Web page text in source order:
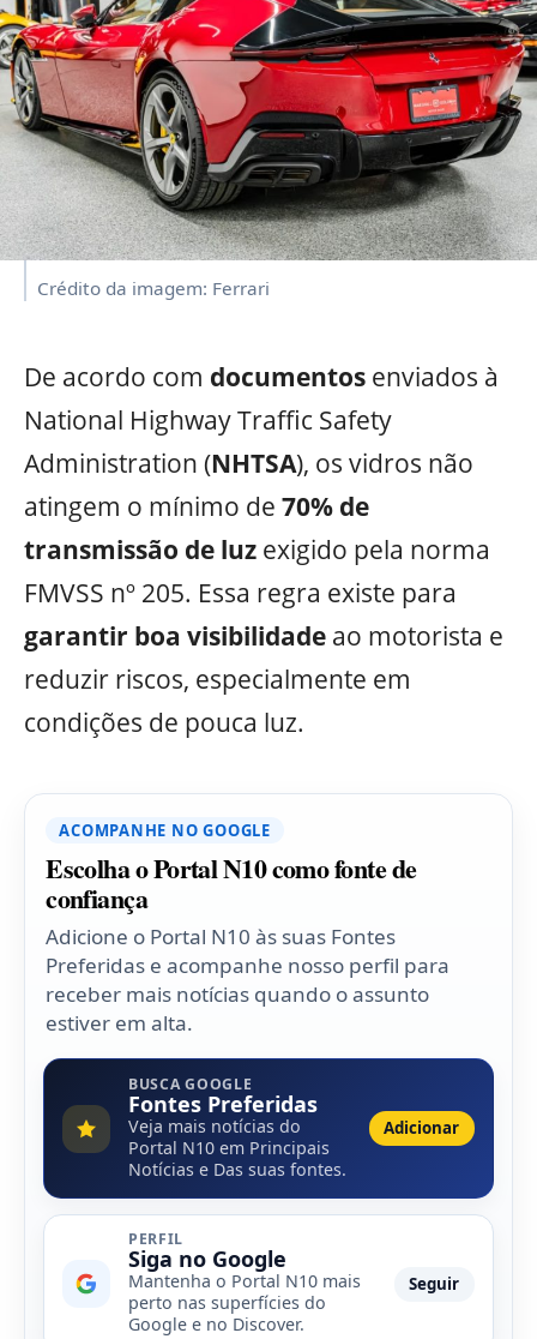
Crédito da imagem: Ferrari
De acordo com documentos enviados à
National Highway Traffic Safety
Administration (NHTSA), os vidros não
atingem o mínimo de 70% de
transmissão de luz exigido pela norma
FMVSS nº 205. Essa regra existe para
garantir boa visibilidade ao motorista e
reduzir riscos, especialmente em
condições de pouca luz.
ACOMPANHE NO GOOGLE
Escolha o Portal N10 como fonte de
confiança
Adicione o Portal N10 às suas Fontes
Preferidas e acompanhe nosso perfil para
receber mais notícias quando o assunto
estiver em alta.
BUSCA GOOGLE
Fontes Preferidas
Veja mais notícias do
Portal N10 em Principais
Notícias e Das suas fontes.
Adicionar
PERFIL
Siga no Google
Mantenha o Portal N10 mais
perto nas superfícies do
Google e no Discover.
Seguir